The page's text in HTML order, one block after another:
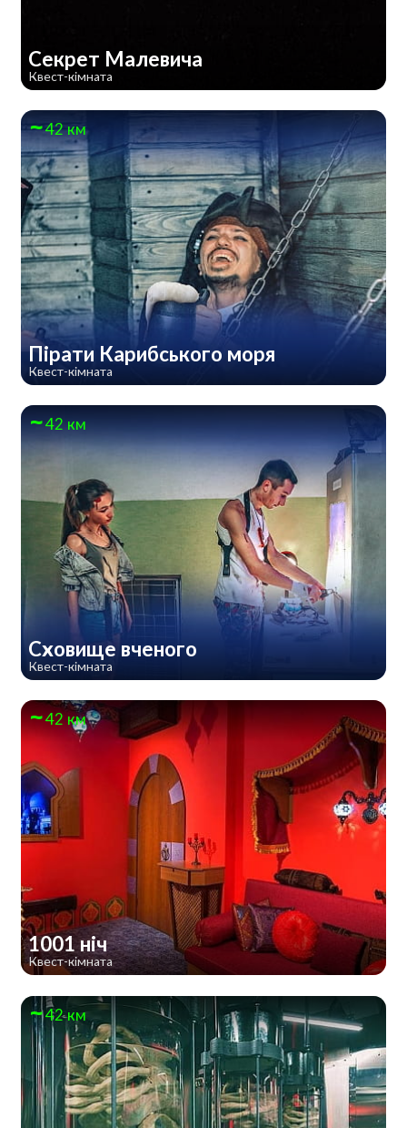
Секрет Малевича
Квест-кімната
42 км
Пірати Карибського моря
Квест-кімната
42 км
Сховище вченого
Квест-кімната
42 км
1001 ніч
Квест-кімната
42 км